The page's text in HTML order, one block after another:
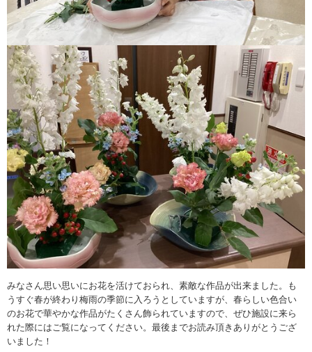
みなさん思い思いにお花を活けておられ、素敵な作品が出来ました。も
うすぐ春が終わり梅雨の季節に入ろうとしていますが、春らしい色合い
のお花で華やかな作品がたくさん飾られていますので、ぜひ施設に来ら
れた際にはご覧になってください。最後までお読み頂きありがとうござ
いました！